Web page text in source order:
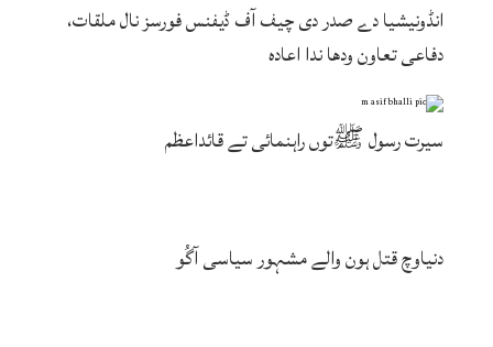
انڈونیشیا دے صدر دی چیف آف ڈیفنس فورسز نال ملقات،
دفاعی تعاون ودھا ندا اعادہ
سیرت رسول ﷺتوں راہنمائی تے قائداعظم
دنیاوچ قتل ہون والے مشہور سیاسی آگُو